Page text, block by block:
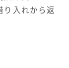
り入れから返